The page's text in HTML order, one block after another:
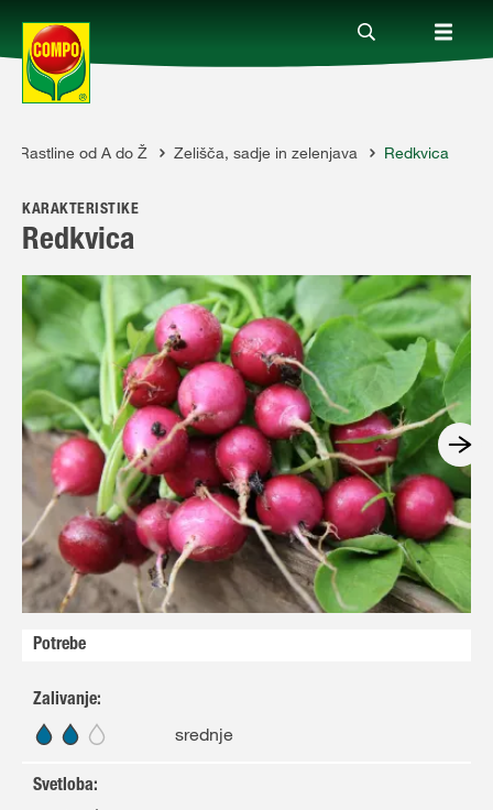
Izdelki
Vodiči
Podjetje
Rastline od A do Ž Zelišča, sadje in zelenjava Redkvica
KARAKTERISTIKE
Redkvica
Potrebe
Zalivanje:
srednje
Svetloba: